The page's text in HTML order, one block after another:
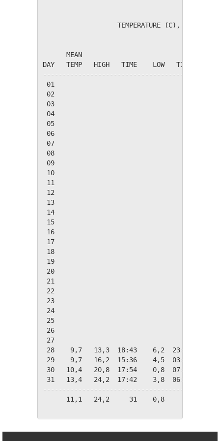
TEMPERATURE (C), RAIN
MEAN
DAY   TEMP   HIGH   TIME    LOW   TIME
01
02
03
04
05
06
07
08
09
10
11
12
13
14
15
16
17
18
19
20
21
22
23
24
25
26
27
28    9,7   13,3  18:43    6,2  23:58
29    9,7   16,2  15:36    4,5  03:37
30   10,4   20,8  17:54    0,8  07:54
31   13,4   24,2  17:42    3,8  06:16
11,1   24,2     31    0,8     30